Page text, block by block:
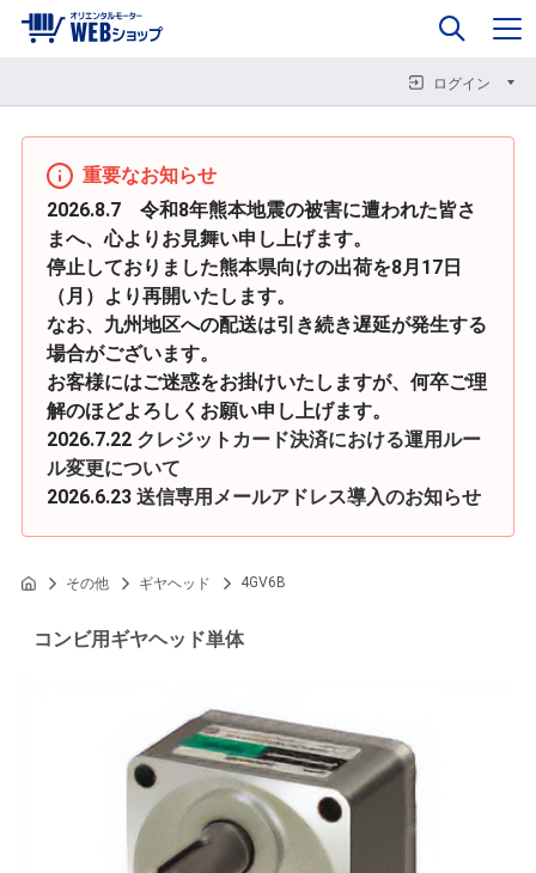
企業情報
ログイン
カート 0
重要なお知らせ
2026.8.7 令和8年熊本地震の被害に遭われた皆さ
まへ、心よりお見舞い申し上げます。
停止しておりました熊本県向けの出荷を8月17日
（月）より再開いたします。
なお、九州地区への配送は引き続き遅延が発生する
場合がございます。
お客様にはご迷惑をお掛けいたしますが、何卒ご理
解のほどよろしくお願い申し上げます。
2026.7.22 クレジットカード決済における運用ルー
ル変更について
2026.6.23 送信専用メールアドレス導入のお知らせ
その他 ギヤヘッド 4GV6B
コンビ用ギヤヘッド単体